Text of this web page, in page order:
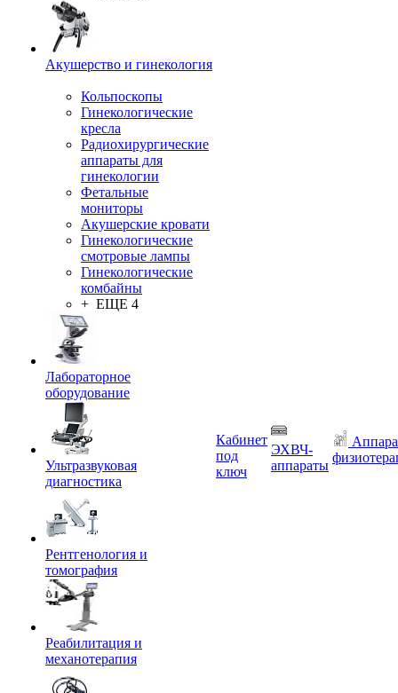
Акушерство и гинекология
Кольпоскопы
Гинекологические
кресла
Радиохирургические
аппараты для
гинекологии
Фетальные
мониторы
Акушерские кровати
Гинекологические
смотровые лампы
Гинекологические
комбайны
+ ЕЩЕ 4
Лабораторное
оборудование
Ультразвуковая
диагностика
Рентгенология и
томография
Реабилитация и
механотерапия
Кабинет
под
ключ
ЭХВЧ-
аппараты